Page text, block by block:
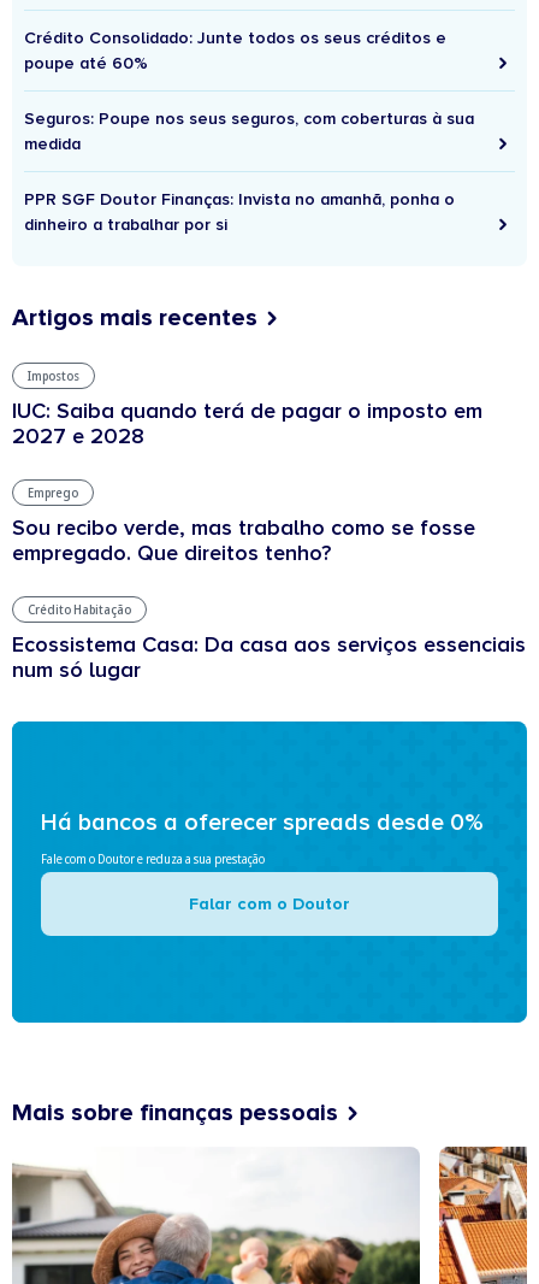
Crédito Consolidado: Junte todos os seus créditos e
poupe até 60%
Seguros: Poupe nos seus seguros, com coberturas à sua
medida
PPR SGF Doutor Finanças: Invista no amanhã, ponha o
dinheiro a trabalhar por si
Artigos mais recentes
Impostos
IUC: Saiba quando terá de pagar o imposto em
2027 e 2028
Emprego
Sou recibo verde, mas trabalho como se fosse
empregado. Que direitos tenho?
Crédito Habitação
Ecossistema Casa: Da casa aos serviços essenciais
num só lugar
Há bancos a oferecer spreads desde 0%
Fale com o Doutor e reduza a sua prestação
Falar com o Doutor
Mais sobre finanças pessoais